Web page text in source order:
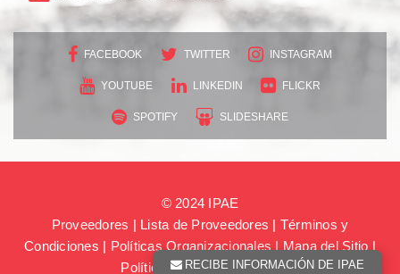
FACEBOOK TWITTER INSTAGRAM
YOUTUBE LINKEDIN FLICKR
SPOTIFY SLIDESHARE
© 2024 IPAE
Proveedores | Lista de Proveedores | Términos y
Condiciones | Políticas Organizacionales | Mapa del Sitio |
Política de consentimiento
RECIBE INFORMACIÓN DE IPAE